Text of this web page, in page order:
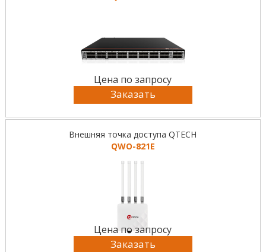
Цена по запросу
Заказать
Внешняя точка доступа QTECH
QWO-821E
Цена по запросу
Заказать